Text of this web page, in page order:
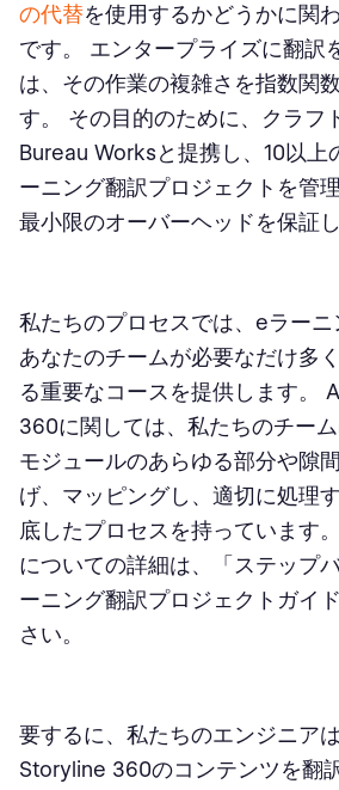
の代替を使用するかどうかに関
です。 エンタープライズに翻訳
は、その作業の複雑さを指数関
す。 その目的のために、クラフ
Bureau Worksと提携し、10以上
ーニング翻訳プロジェクトを管
最小限のオーバーヘッドを保証し
私たちのプロセスでは、eラーニ
あなたのチームが必要なだけ多
る重要なコースを提供します。
360に関しては、私たちのチー
モジュールのあらゆる部分や隙
げ、マッピングし、適切に処理
底したプロセスを持っています
についての詳細は、「ステップ
ーニング翻訳プロジェクトガイ
さい。
要するに、私たちのエンジニア
Storyline 360のコンテンツを翻